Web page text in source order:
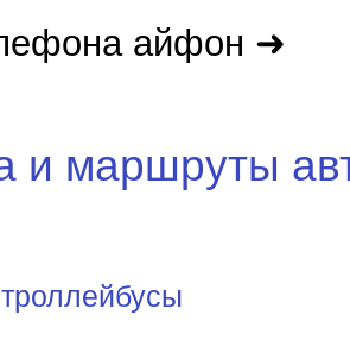
айфон ➜
и маршруты